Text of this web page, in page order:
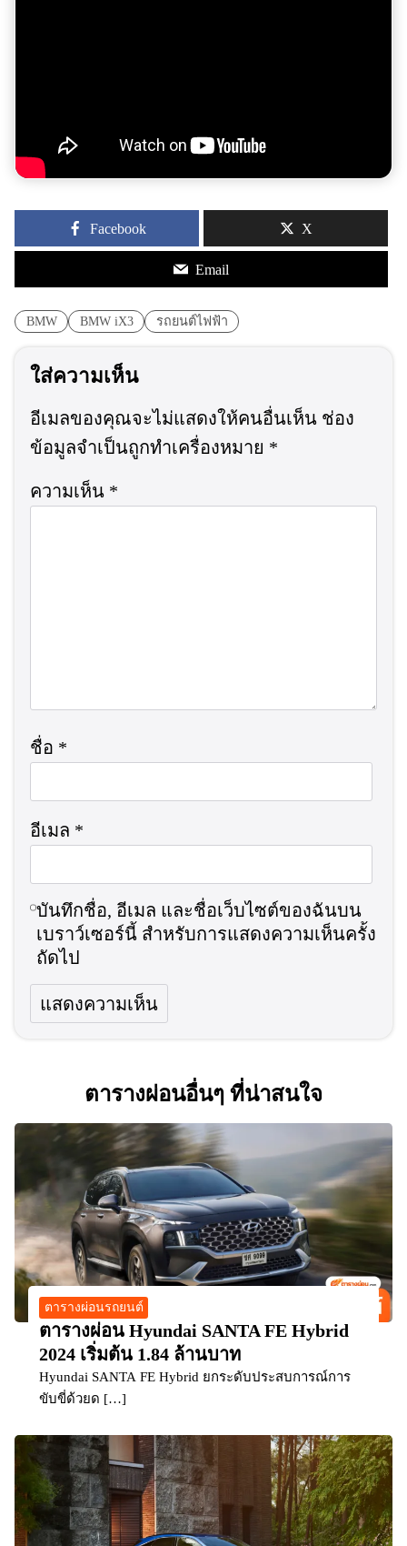
Facebook X
Email
BMW BMW iX3 รถยนต์ไฟฟ้า
ใส่ความเห็น
อีเมลของคุณจะไม่แสดงให้คนอื่นเห็น ช่อง
ข้อมูลจำเป็นถูกทำเครื่องหมาย *
ความเห็น *
ชื่อ *
อีเมล *
บันทึกชื่อ, อีเมล และชื่อเว็บไซต์ของฉันบน
เบราว์เซอร์นี้ สำหรับการแสดงความเห็นครั้ง
ถัดไป
ตารางผ่อนอื่นๆ ที่น่าสนใจ
ตารางผ่อนรถยนต์
ตารางผ่อน Hyundai SANTA FE Hybrid
2024 เริ่มต้น 1.84 ล้านบาท
Hyundai SANTA FE Hybrid ยกระดับประสบการณ์การ
ขับขี่ด้วยด […]